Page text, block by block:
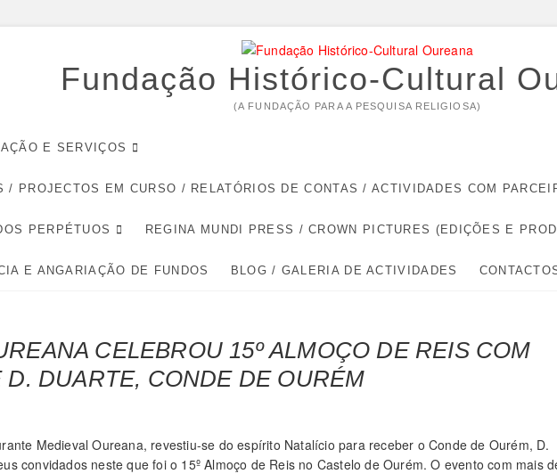
Fundação Histórico-Cultural
(A FUNDAÇÃO PARA A PESQUISA RELIGIOSA)
E SERVIÇOS
/ PROJECTOS EM CURSO / RELATÓRIOS DE CONTAS / ACTIVIDADES COM
PERPÉTUOS REGINA MUNDI PRESS / CROWN PICTURES (EDIÇÕES E
E ANGARIAÇÃO DE FUNDOS BLOG / GALERIA DE ACTIVIDADES
CELEBROU 15º ALMOÇO DE REIS COM
D. DUARTE, CONDE DE OURÉM
Medieval Oureana, revestiu-se do espírito Natalício para receber o Conde de Ourém, D.
convidados neste que foi o 15º Almoço de Reis no Castelo de Ourém. O evento com mais